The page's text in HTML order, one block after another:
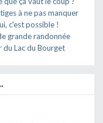
à ne pas manquer
c'est possible !
grande randonnée
du Lac du Bourget